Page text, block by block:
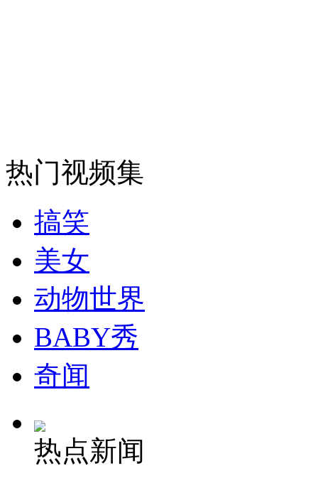
消防员救轻生者 花炮节热闹非凡
司机酒驾遇交警 急速倒车逃窜
热门视频集
搞笑
美女
动物世界
BABY秀
奇闻
热点新闻